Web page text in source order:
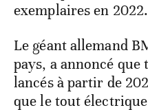
exemplaires en 2022.
Le géant allemand
pays, a annoncé que
lancés à partir de
que le tout